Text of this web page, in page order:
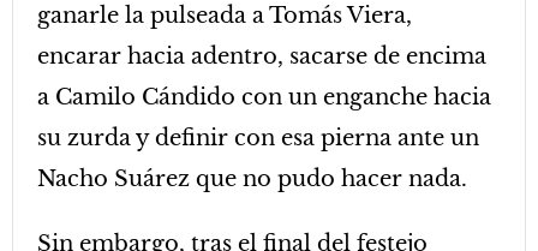
ganarle la pulseada a Tomás Viera,
encarar hacia adentro, sacarse de encima
a Camilo Cándido con un enganche hacia
su zurda y definir con esa pierna ante un
Nacho Suárez que no pudo hacer nada.
Sin embargo, tras el final del festejo